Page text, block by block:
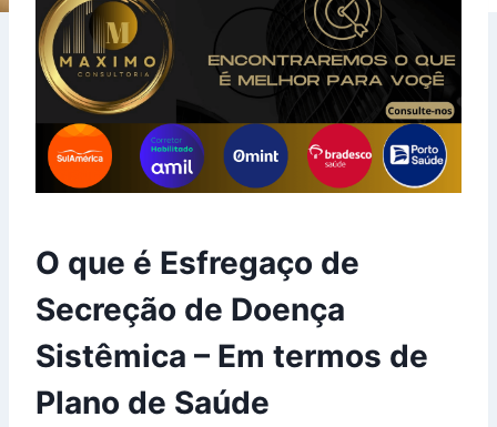
O que é Esfregaço de
Secreção de Doença
Sistêmica – Em termos de
Plano de Saúde